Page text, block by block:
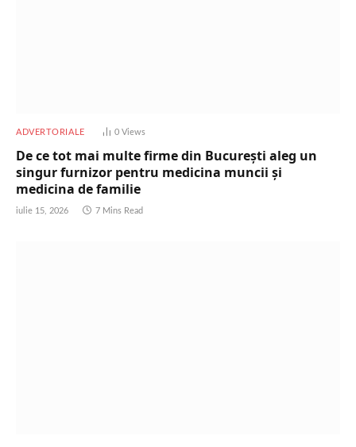
ADVERTORIALE 0 Views
De ce tot mai multe firme din București aleg un
singur furnizor pentru medicina muncii și
medicina de familie
iulie 15, 2026 7 Mins Read